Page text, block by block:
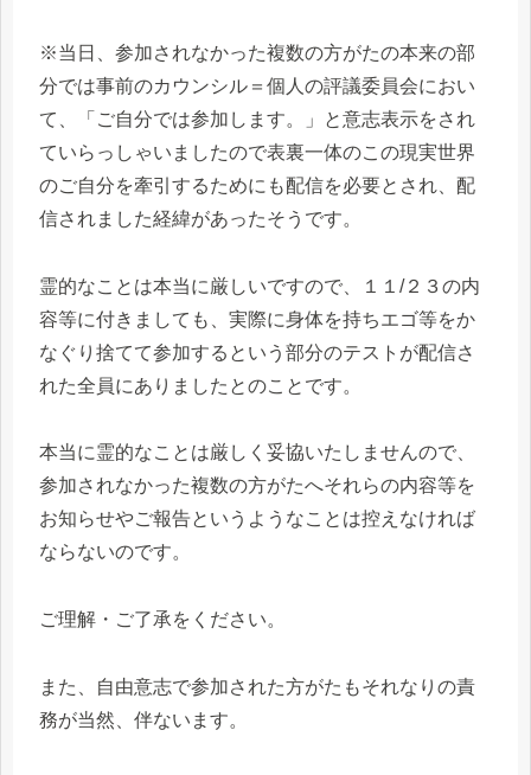
※当日、参加されなかった複数の方がたの本来の部
分では事前のカウンシル＝個人の評議委員会におい
て、「ご自分では参加します。」と意志表示をされ
ていらっしゃいましたので表裏一体のこの現実世界
のご自分を牽引するためにも配信を必要とされ、配
信されました経緯があったそうです。
霊的なことは本当に厳しいですので、１１/２３の内
容等に付きましても、実際に身体を持ちエゴ等をか
なぐり捨てて参加するという部分のテストが配信さ
れた全員にありましたとのことです。
本当に霊的なことは厳しく妥協いたしませんので、
参加されなかった複数の方がたへそれらの内容等を
お知らせやご報告というようなことは控えなければ
ならないのです。
ご理解・ご了承をください。
また、自由意志で参加された方がたもそれなりの責
務が当然、伴ないます。